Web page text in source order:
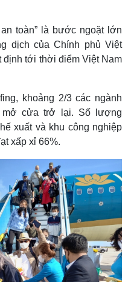
toàn” là bước ngoặt lớn
dịch của Chính phủ Việt
định tới thời điểm Việt Nam
khoảng 2/3 các ngành
mở cửa trở lại. Số lượng
xuất và khu công nghiệp
xấp xỉ 66%.